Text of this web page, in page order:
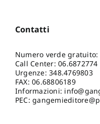
Contatti
Numero verde gratuito:
Call Center:06.6872774
Urgenze:348.4769803
FAX: 06.68806189
Informazioni:
PEC: